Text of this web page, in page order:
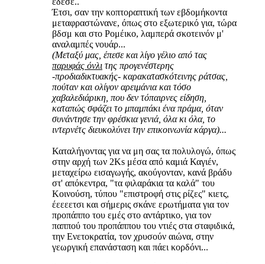
Έτσι, σαν την κοπτοραπτική των εβδομήκοντα
μεταφραστώνανε, όπως στο εξωτερικό για, τώρα
βδσμ και στο Ρομέικο, λαμπερά σκοτεινόν μ'
αναλαμπές νουάρ...
(Μεταξύ μας, έπεσε και λίγο γέλιο από τας
παρυφάς όνλι της προγενέστερης
-προδιαδικτυακής- καρακατασκότεινης ράτσας,
πούταν και ολίγον αρειμάνια και τόσο
χαβαλεδιάρικη, που δεν τόπαιρνες είδηση,
καταπώς σφάζει το μπαμπάκι ένα πράμα, όταν
συνάντησε την φρέσκια γενιά, όλα κι όλα, το
ιντερνέτς διευκολύνει την επικοινωνία κάργα)...
Καταλήγοντας για να μη σας τα πολυλογώ, όπως
στην αρχή των 2Κs μέσα από καμιά Καγιέν,
μεταχείρω εισαγωγής, ακούγονταν, κανά βράδυ
στ' απόκεντρα, "τα φιλαράκια τα καλά" του
Κοινούση, τύπου "επιστροφή στις ρίζες" κιετς,
έεεεετσι και σήμερις σκάνε ερωτήματα για τον
προπάππο του εμές στο αντάρτικο, για τον
παππού του προπάππου του ντιές στα σταφιδικά,
την Ενετοκρατία, τον χρυσούν αιώνα, στην
γεωργική επανάσταση και πάει κορδόνι...